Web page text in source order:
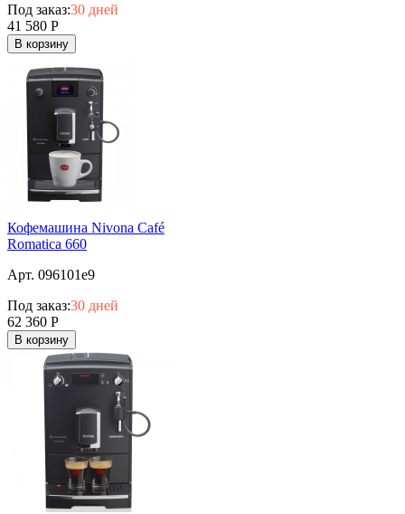
Под заказ:30 дней
41 580 Р
В корзину
Кофемашина Nivona Café
Romatica 660
Арт. 096101e9
Под заказ:30 дней
62 360 Р
В корзину